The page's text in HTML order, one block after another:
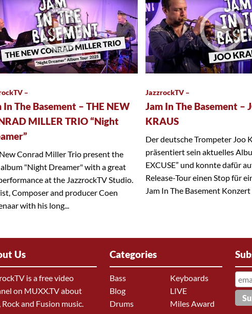
–
In The Basement – THE NEW
MILLER TRIO “Night
Conrad Miller Trio present the
"Night Dreamer" with a great
at the JazzrockTV Studio.
Composer and producer Coen
with his long...
JazzrockTV –
Jam In The Basement –
KRAUS
Der deutsche Trompeter Joo
präsentiert sein aktuelles
EXCUSE” und konnte dafür
Release-Tour einen Stop für
Jam In The Basement Konzert
Us
is a free video
on MUXX.TV about
Rock and Fusion music.
Categories
Bass
Blog
Drums
Keyboards
LIVE
Miles Award